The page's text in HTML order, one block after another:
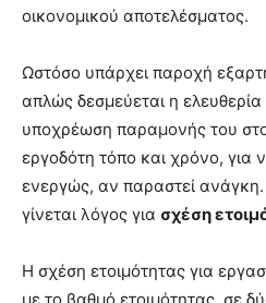
οικονομικού αποτελέσματος.
Ωστόσο υπάρχει παροχή
απλώς δεσμεύεται η
υποχρέωση παραμονής του
εργοδότη τόπο και χρόνο, για
ενεργώς, αν παραστεί
γίνεται λόγος για σχέση
Η σχέση ετοιμότητας για